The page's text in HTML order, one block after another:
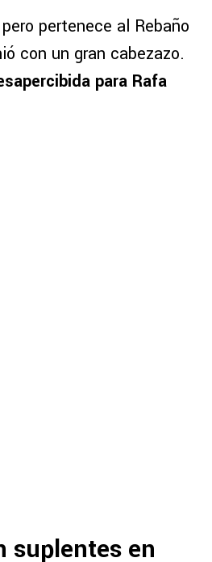
pertenece al Rebaño
con un gran cabezazo.
para Rafa
suplentes en